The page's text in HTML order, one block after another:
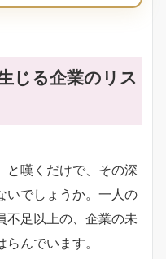
じる企業のリス
と嘆くだけで、その深
いでしょうか。一人の
不足以上の、企業の未
んでいます。